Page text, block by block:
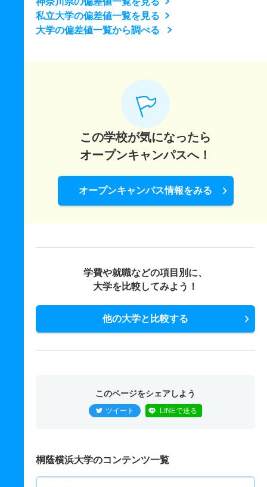
私立大学の偏差値一覧を見る
大学の偏差値一覧から調べる
この学校が気になったら
オープンキャンパスへ！
オープンキャンパス情報をみる
学費や就職などの項目別に、
大学を比較してみよう！
他の大学と比較する
このページをシェアしよう
ツイート LINEで送る
桐蔭横浜大学のコンテンツ一覧